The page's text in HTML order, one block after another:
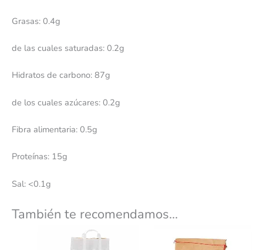
Grasas: 0.4g
de las cuales saturadas: 0.2g
Hidratos de carbono: 87g
de los cuales azúcares: 0.2g
Fibra alimentaria: 0.5g
Proteínas: 15g
Sal: <0.1g
También te recomendamos…